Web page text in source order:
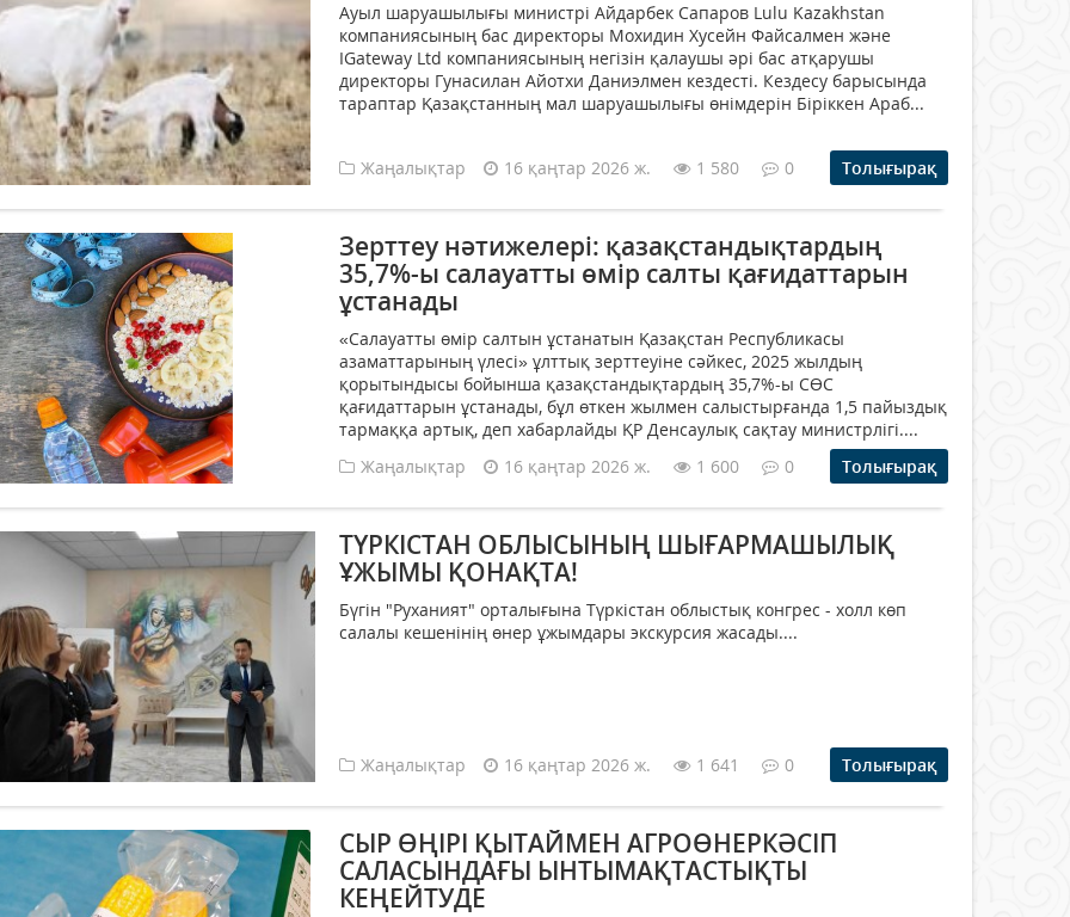
Ауыл шаруашылығы министрі Айдарбек Сапаров Lulu Kazakhstan
компаниясының бас директоры Мохидин Хусейн Файсалмен және
IGateway Ltd компаниясының негізін қалаушы әрі бас атқарушы
директоры Гунасилан Айотхи Даниэлмен кездесті. Кездесу барысында
тараптар Қазақстанның мал шаруашылығы өнімдерін Біріккен Араб...
Жаңалықтар 16 қаңтар 2026 ж. 1 580 0 Толығырақ
Зерттеу нәтижелері: қазақстандықтардың
35,7%-ы салауатты өмір салты қағидаттарын
ұстанады
«Салауатты өмір салтын ұстанатын Қазақстан Республикасы
азаматтарының үлесі» ұлттық зерттеуіне сәйкес, 2025 жылдың
қорытындысы бойынша қазақстандықтардың 35,7%-ы СӨС
қағидаттарын ұстанады, бұл өткен жылмен салыстырғанда 1,5 пайыздық
тармаққа артық, деп хабарлайды ҚР Денсаулық сақтау министрлігі....
Жаңалықтар
16 қаңтар 2026 ж. 1 600 0 Толығырақ
ТҮРКІСТАН ОБЛЫСЫНЫҢ ШЫҒАРМАШЫЛЫҚ
ҰЖЫМЫ ҚОНАҚТА!
Бүгін "Руханият" орталығына Түркістан облыстық конгрес - холл көп
салалы кешенінің өнер ұжымдары экскурсия жасады....
Жаңалықтар 16 қаңтар 2026 ж. 1 641 0 Толығырақ
СЫР ӨҢІРІ ҚЫТАЙМЕН АГРОӨНЕРКӘСІП
САЛАСЫНДАҒЫ ЫНТЫМАҚТАСТЫҚТЫ
КЕҢЕЙТУДЕ